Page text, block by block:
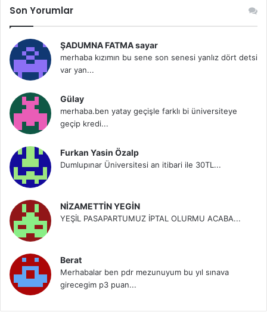
Son Yorumlar
ŞADUMNA FATMA sayar
merhaba kızımın bu sene son senesi yanlız dört detsi
var yan...
Gülay
merhaba.ben yatay geçişle farklı bi üniversiteye
geçip kredi...
Furkan Yasin Özalp
Dumlupınar Üniversitesi an itibari ile 30TL...
NİZAMETTİN YEGİN
YEŞİL PASAPARTUMUZ İPTAL OLURMU ACABA...
Berat
Merhabalar ben pdr mezunuyum bu yıl sınava
girecegim p3 puan...